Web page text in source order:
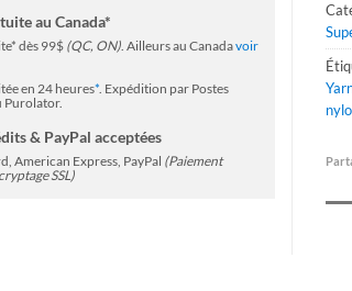
au Canada*
dès 99$ (QC, ON) . Ailleurs au Canadavoir
en 24 heures* . Expédition par Postes
Purolator.
& PayPal acceptées
American Express, PayPal (Paiement
SSL)